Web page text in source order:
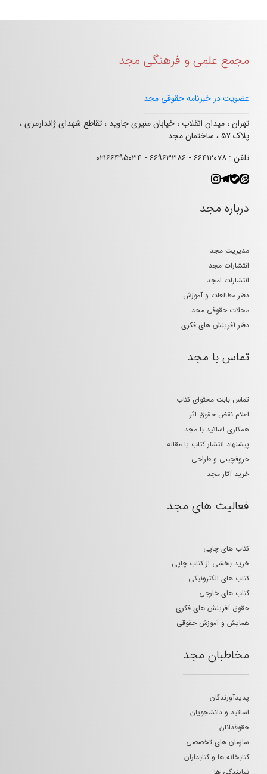
مجمع علمی و فرهنگی مجد
عضویت در خبرنامه حقوقی مجد
تهران ، میدان انقلاب ، خیابان منیری جاوید ، تقاطع شهدای ژاندارمری ،
پلاک ۵۷ ، ساختمان مجد
تلفن : ۶۶۴۱۲۰۷۸ - ۶۶۹۶۳۳۸۶ - ۰۲۱۶۶۴۹۵۰۳۴
درباره مجد
مدیریت مجد
انتشارات مجد
انتشارات امجد
دفتر مطالعات و آموزش
مجلات حقوقی مجد
دفتر آفرینش های فکری
تماس با مجد
تماس بابت محتوای کتاب
اعلام نقض حقوق اثر
همکاری اساتید با مجد
پیشنهاد انتشار کتاب یا مقاله
حروفچینی و طراحی
خرید آثار مجد
فعالیت های مجد
کتاب های چاپی
خرید بخشی از کتاب چاپی
کتاب های الکترونیکی
کتاب های خارجی
حقوق آفرینش های فکری
همایش و آموزش حقوقی
مخاطبان مجد
پدیدآورندگان
اساتید و دانشجویان
حقوقدانان
سازمان های تخصصی
کتابخانه ها و کتابداران